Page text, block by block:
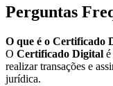
Perguntas
O que é o Certificado
O Certificado Digital
realizar transações e
jurídica.